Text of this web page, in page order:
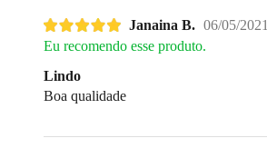
Janaina B. 06/05/2021
Eu recomendo esse produto.
Lindo
Boa qualidade